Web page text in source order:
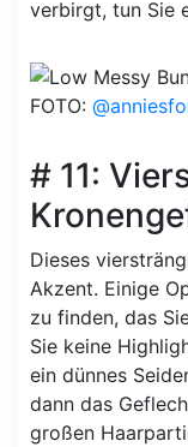
verbirgt, tun Sie
FOTO:
# 11:
Dieses
Akzent. Einige
zu finden, das
Sie keine
ein dünnes
dann das
großen